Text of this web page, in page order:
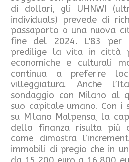
di dollari, gli UHNWI
individuals) prevede di
passaporto o una nuova
fine del 2024. L'83 per
predilige la vita in città
economiche e culturali
continua a preferire
villeggiatura. Anche
sondaggio con Milano al
suo capitale umano. Con i
su Milano Malpensa, la
della finanza risulta più
come dimostra
immobili di pregio che in